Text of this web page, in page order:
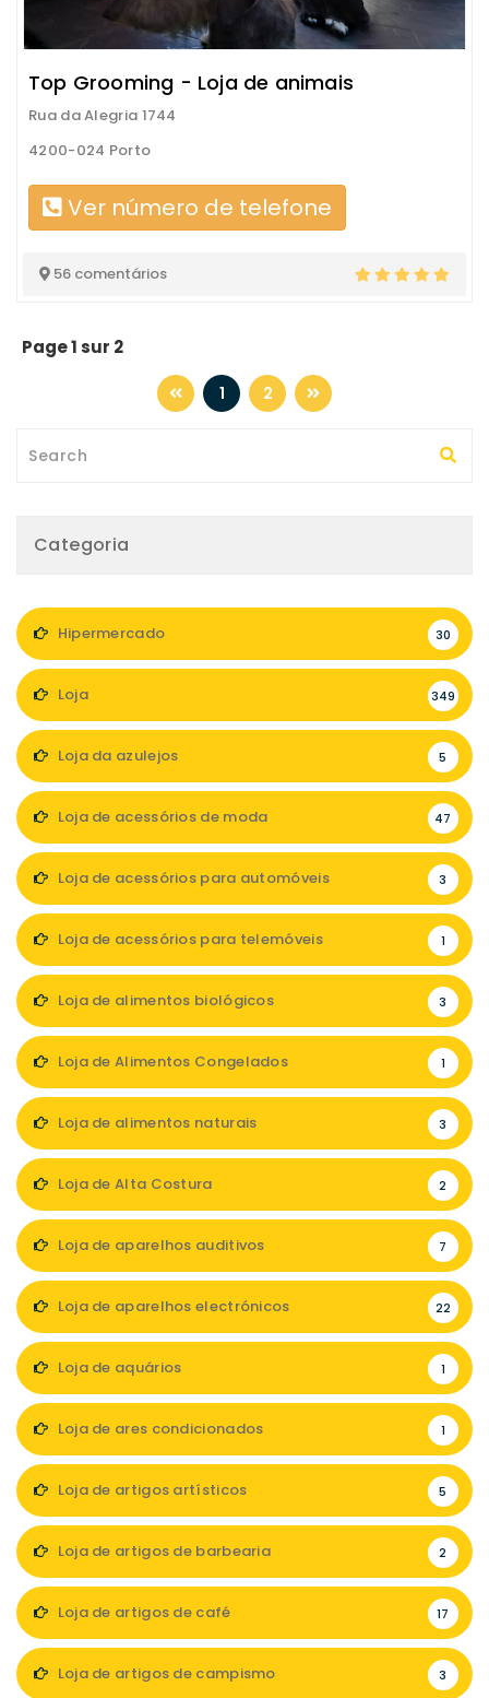
Top Grooming - Loja de animais
Rua da Alegria 1744
4200-024 Porto
Ver número de telefone
56 comentários
Page 1 sur 2
1 2
Categoria
Hipermercado 30
Loja 349
Loja da azulejos 5
Loja de acessórios de moda 47
Loja de acessórios para automóveis 3
Loja de acessórios para telemóveis 1
Loja de alimentos biológicos 3
Loja de Alimentos Congelados 1
Loja de alimentos naturais 3
Loja de Alta Costura 2
Loja de aparelhos auditivos 7
Loja de aparelhos electrónicos 22
Loja de aquários 1
Loja de ares condicionados 1
Loja de artigos artísticos 5
Loja de artigos de barbearia 2
Loja de artigos de café 17
Loja de artigos de campismo 3